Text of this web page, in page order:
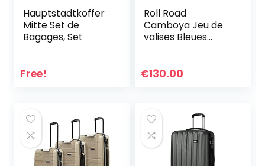
Hauptstadtkoffer
Mitte Set de
Bagages, Set
Free!
Roll Road
Camboya Jeu de
valises Bleues
Combinaison
Main
€130.00